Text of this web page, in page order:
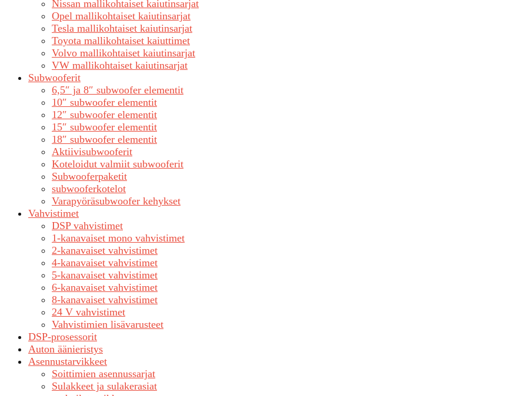
Nissan mallikohtaiset kaiutinsarjat
Opel mallikohtaiset kaiutinsarjat
Tesla mallikohtaiset kaiutinsarjat
Toyota mallikohtaiset kaiuttimet
Volvo mallikohtaiset kaiutinsarjat
VW mallikohtaiset kaiutinsarjat
Subwooferit
6,5″ ja 8″ subwoofer elementit
10″ subwoofer elementit
12″ subwoofer elementit
15″ subwoofer elementit
18″ subwoofer elementit
Aktiivisubwooferit
Koteloidut valmiit subwooferit
Subwooferpaketit
subwooferkotelot
Varapyöräsubwoofer kehykset
Vahvistimet
DSP vahvistimet
1-kanavaiset mono vahvistimet
2-kanavaiset vahvistimet
4-kanavaiset vahvistimet
5-kanavaiset vahvistimet
6-kanavaiset vahvistimet
8-kanavaiset vahvistimet
24 V vahvistimet
Vahvistimien lisävarusteet
DSP-prosessorit
Auton äänieristys
Asennustarvikkeet
Soittimien asennussarjat
Sulakkeet ja sulakerasiat